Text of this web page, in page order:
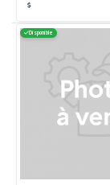
Disponible